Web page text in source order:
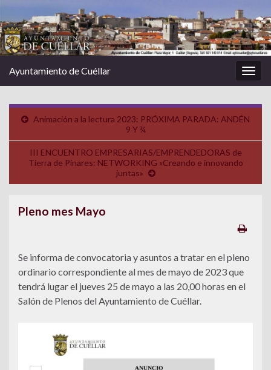
la
Ayuntamiento de Cuéllar
Animación a la lectura 2023: PRÓXIMA PARADA: ANDÉN
9 Y ¾
III ENCUENTRO EMPRESARIAS/EMPRENDEDORAS de
Tierra de Pinares: NETWORKING «Creando e innovando
juntas»
Pleno mes Mayo
Se informa de convocatoria y asuntos a tratar en el pleno
ordinario correspondiente al mes de mayo de 2023 que
tendrá lugar el jueves 25 de mayo a las 20,00 horas en el
Salón de Plenos del Ayuntamiento de Cuéllar.